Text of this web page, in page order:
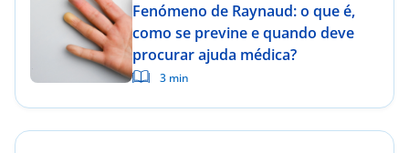
Fenómeno de Raynaud: o que é,
como se previne e quando deve
procurar ajuda médica?
3 min